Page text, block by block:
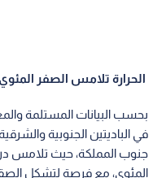
الحرارة تلامس الصفر
بحسب البيانات المستلمة
في الباديتين الجنوبية
جنوب المملكة، حيث تلامس
المئوي، مع فرصة لتشكل